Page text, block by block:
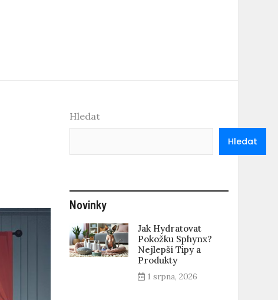
Hledat
Hledat
Novinky
Jak Hydratovat
Pokožku Sphynx?
Nejlepší Tipy a
Produkty
1 srpna, 2026